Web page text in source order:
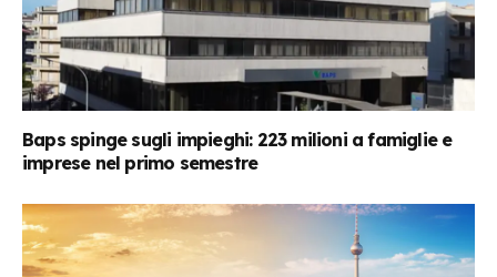
Baps spinge sugli impieghi: 223 milioni a famiglie e
imprese nel primo semestre